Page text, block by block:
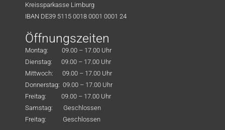
Kreissparkasse Limburg
IBAN DE39 5115 0018 0001 0001 24
Öffnungszeiten
Montag: 09.00 – 17.00 Uhr
Dienstag: 09.00 – 17.00 Uhr
Mittwoch: 09.00 – 17.00 Uhr
Donnerstag: 09.00 – 17.00 Uhr
Freitag: 09.00 – 17.00 Uhr
Samstag: Geschlossen
Freitag: Geschlossen